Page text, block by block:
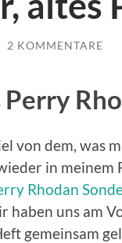
2 KOMMENTARE
Perry
von dem, was
in meinem
Rhodan
uns am
gemeinsam